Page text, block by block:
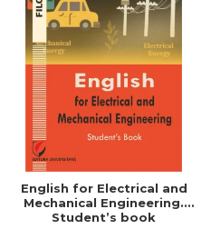
English for Electrical and
Mechanical Engineering.
Student’s book